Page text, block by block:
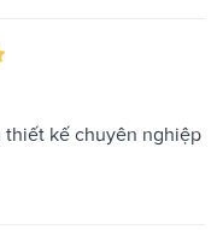
thiết kế chuyên nghiệp